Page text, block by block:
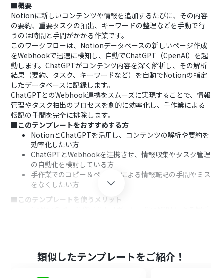
■概要
Notionに新しいコンテンツや情報を追加するたびに、その内容
の要約、重要タスクの抽出、キーワードの整理などを手動で行
うのは時間と手間がかかる作業です。
このワークフローは、Notionデータベースの新しいページ作成
をWebhookで迅速に検知し、自動でChatGPT（OpenAI）を起
動します。ChatGPTがコンテンツ内容を深く解析し、その解析
結果（要約、タスク、キーワードなど）を自動でNotionの指定
したデータベースに記録します。
ChatGPTとのWebhook連携をスムーズに実現することで、情報
管理やタスク抽出のプロセスを劇的に効率化し、手作業による
転記の手間を完全に排除します。
■このテンプレートをおすすめする方
NotionとChatGPTを活用し、コンテンツの解析や要約を
効率化したい方
ChatGPTとWebhookを連携させ、情報収集やタスク管理
の自動化を検討している方
手作業でのコピー＆ペーストによる情報転記の手間やミス
をなくしたい方
■このテンプレートを使うメリット
ータの正確性を保つことに繋がります
類似したテンプレートをご紹介！